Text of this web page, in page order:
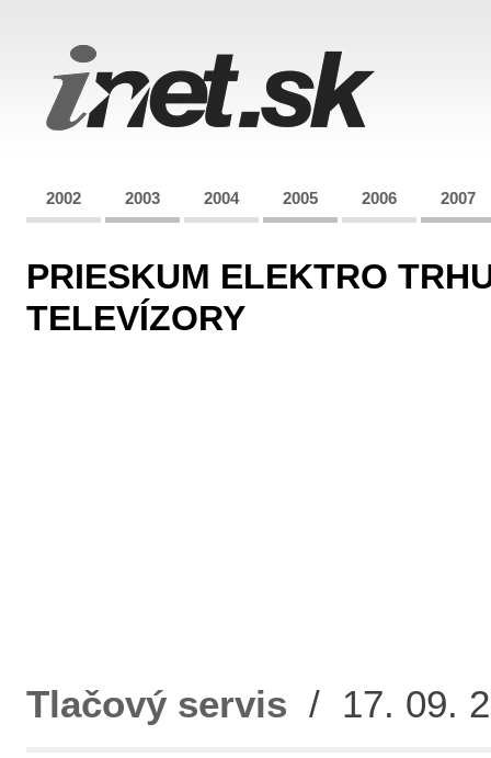
2002 2003 2004 2005 2006 2007
PRIESKUM ELEKTRO
TELEVÍZORY
Tlačový servis / 17. 09.